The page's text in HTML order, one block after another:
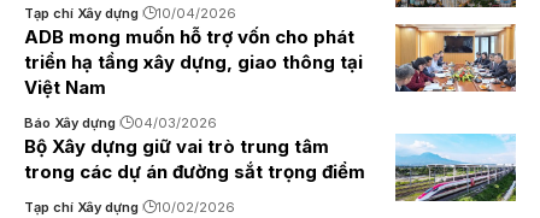
Tạp chí Xây dựng 10/04/2026
ADB mong muốn hỗ trợ vốn cho phát
triển hạ tầng xây dựng, giao thông tại
Việt Nam
Báo Xây dựng 04/03/2026
Bộ Xây dựng giữ vai trò trung tâm
trong các dự án đường sắt trọng điểm
Tạp chí Xây dựng 10/02/2026